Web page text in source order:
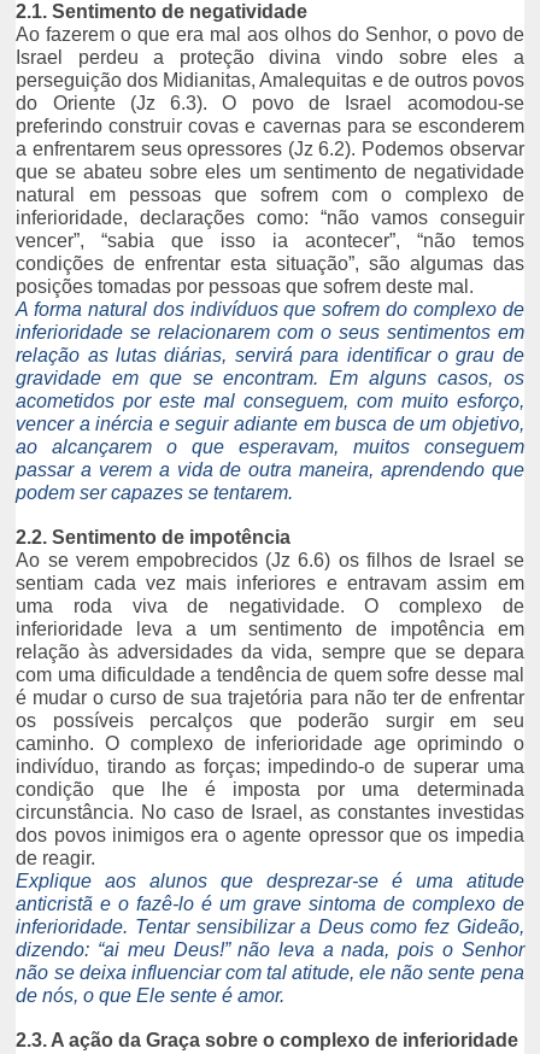
2.1. Sentimento de negatividade
Ao fazerem o que era mal aos olhos do Senhor, o povo de
Israel perdeu a proteção divina vindo sobre eles a
perseguição dos Midianitas, Amalequitas e de outros povos
do Oriente (Jz 6.3). O povo de Israel acomodou-se
preferindo construir covas e cavernas para se esconderem
a enfrentarem seus opressores (Jz 6.2). Podemos observar
que se abateu sobre eles um sentimento de negatividade
natural em pessoas que sofrem com o complexo de
inferioridade, declarações como: “não vamos conseguir
vencer”, “sabia que isso ia acontecer”, “não temos
condições de enfrentar esta situação”, são algumas das
posições tomadas por pessoas que sofrem deste mal.
A forma natural dos indivíduos que sofrem do complexo de
inferioridade se relacionarem com o seus sentimentos em
relação as lutas diárias, servirá para identificar o grau de
gravidade em que se encontram. Em alguns casos, os
acometidos por este mal conseguem, com muito esforço,
vencer a inércia e seguir adiante em busca de um objetivo,
ao alcançarem o que esperavam, muitos conseguem
passar a verem a vida de outra maneira, aprendendo que
podem ser capazes se tentarem.
2.2. Sentimento de impotência
Ao se verem empobrecidos (Jz 6.6) os filhos de Israel se
sentiam cada vez mais inferiores e entravam assim em
uma roda viva de negatividade. O complexo de
inferioridade leva a um sentimento de impotência em
relação às adversidades da vida, sempre que se depara
com uma dificuldade a tendência de quem sofre desse mal
é mudar o curso de sua trajetória para não ter de enfrentar
os possíveis percalços que poderão surgir em seu
caminho. O complexo de inferioridade age oprimindo o
indivíduo, tirando as forças; impedindo-o de superar uma
condição que lhe é imposta por uma determinada
circunstância. No caso de Israel, as constantes investidas
dos povos inimigos era o agente opressor que os impedia
de reagir.
Explique aos alunos que desprezar-se é uma atitude
anticristã e o fazê-lo é um grave sintoma de complexo de
inferioridade. Tentar sensibilizar a Deus como fez Gideão,
dizendo: “ai meu Deus!” não leva a nada, pois o Senhor
não se deixa influenciar com tal atitude, ele não sente pena
de nós, o que Ele sente é amor.
2.3. A ação da Graça sobre o complexo de inferioridade